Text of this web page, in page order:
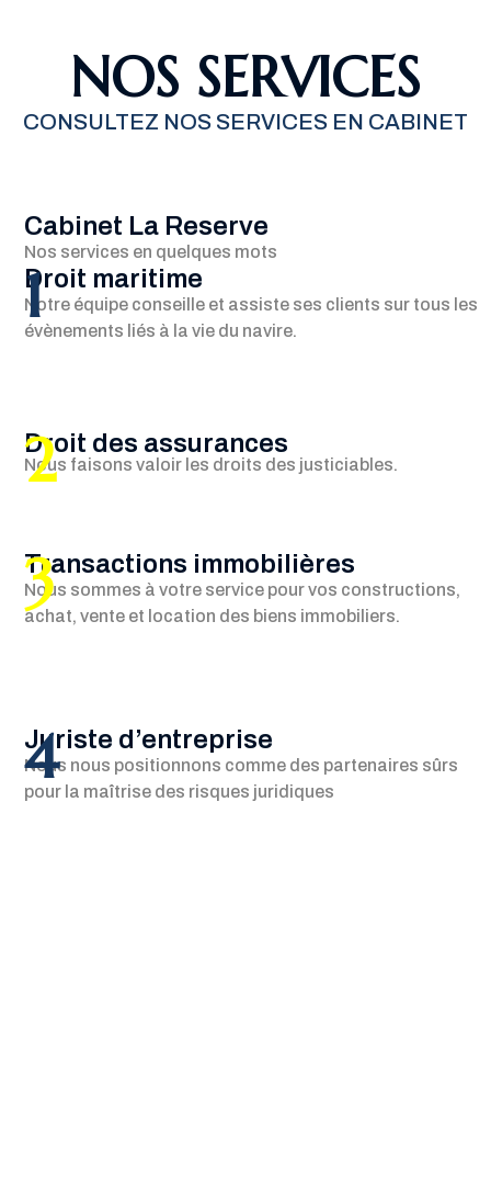
NOS SERVICES
CONSULTEZ NOS SERVICES EN CABINET
Cabinet La Reserve
Nos services en quelques mots
Droit maritime
Notre équipe conseille et assiste ses clients sur tous les
évènements liés à la vie du navire.
1
Droit des assurances
Nous faisons valoir les droits des justiciables.
2
Transactions immobilières
Nous sommes à votre service pour vos constructions,
achat, vente et location des biens immobiliers.
3
Juriste d’entreprise
Nous nous positionnons comme des partenaires sûrs
pour la maîtrise des risques juridiques
4